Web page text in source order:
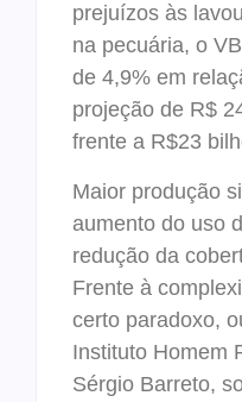
prejuízos às
na pecuária, o
de 4,9% em
projeção de R$
frente a R$23
Maior produção
aumento do uso
redução da
Frente à
certo paradoxo,
Instituto Homem
Sérgio Barreto,